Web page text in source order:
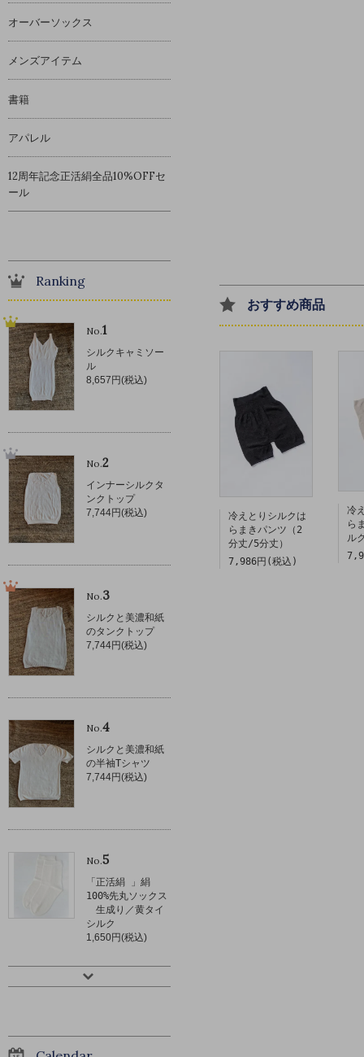
おすすめ商品
冷えとりシルクは
らまきパンツ（2
分丈/5分丈）
7,986円(税込)
冷
ら
ル
オーバーソックス
メンズアイテム
書籍
アパレル
12周年記念正活絹全品10%OFFセ
ール
Ranking
No.1
シルクキャミソー
ル
8,657円(税込)
No.2
インナーシルクタ
ンクトップ
7,744円(税込)
No.3
シルクと美濃和紙
のタンクトップ
7,744円(税込)
No.4
シルクと美濃和紙
の半袖Tシャツ
7,744円(税込)
No.5
「正活絹 」絹
100%先丸ソックス
生成り／黄タイ
シルク
1,650円(税込)